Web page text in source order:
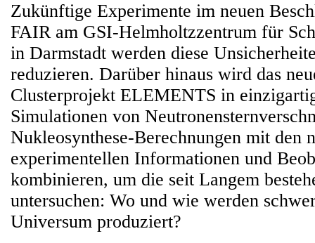
Zukünftige Experimente im neuen
FAIR am GSI-Helmholtzzentrum für
in Darmstadt werden diese
reduzieren. Darüber hinaus wird das
Clusterprojekt ELEMENTS in
Simulationen von
Nukleosynthese-Berechnungen mit den
experimentellen Informationen und
kombinieren, um die seit Langem
untersuchen: Wo und wie werden
Universum produziert?